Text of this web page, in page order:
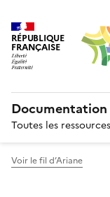
RÉPUBLIQUE
FRANÇAISE
Toutes les
Voir le fil d’Ariane